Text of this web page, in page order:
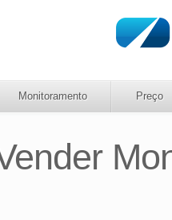
Monitoramento Preço